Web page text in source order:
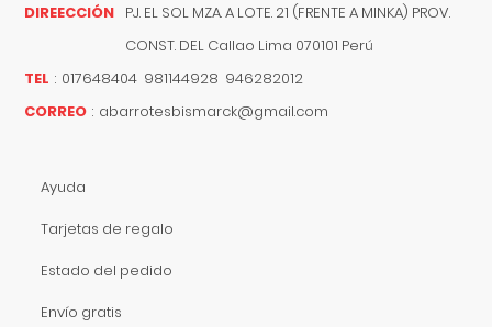
DIREECCIÓN PJ. EL SOL MZA. A LOTE. 21 (FRENTE A MINKA) PROV.
CONST. DEL Callao Lima 070101 Perú
TEL : 017648404 981144928 946282012
CORREO : abarrotesbismarck@gmail.com
Ayuda
Tarjetas de regalo
Estado del pedido
Envío gratis